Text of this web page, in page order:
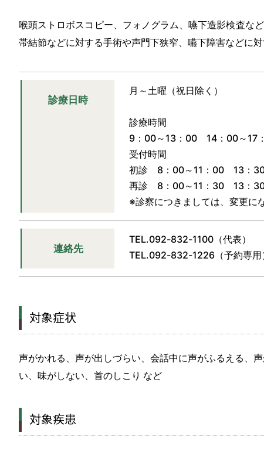
喉頭ストロボスコピー、フォノグラム、嚥下造影検査な
帯結節などに対する手術や声門下狭窄、嚥下障害などに
診療日時
月～土曜（祝日除く）
診療時間
9：00～13：00 14：00～17
受付時間
初診 8：00～11：00 13：
再診 8：00～11：30 13：
※診察につきましては、変更に
連絡先
TEL.092-832-1100 （代表）
TEL.092-832-1226 （予約専用
対象症状
声がかれる、声が出しづらい、会話中に声がふるえる、
い、味がしない、首のしこり など
対象疾患